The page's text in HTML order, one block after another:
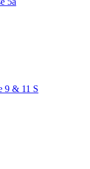
9 & 11 S